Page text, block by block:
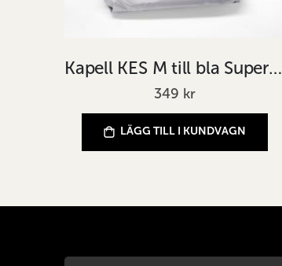
Kapell KES M till bla Super 8, Rough, NIU
349 kr
LÄGG TILL I KUNDVAGN